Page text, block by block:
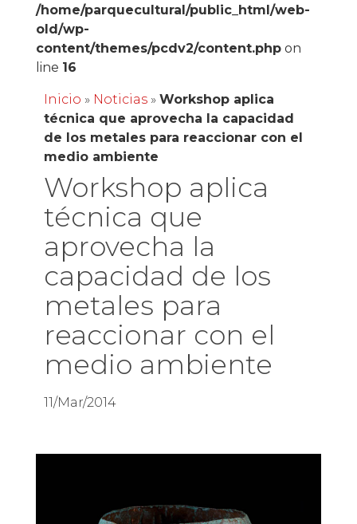
/home/parquecultural/public_html/web-
old/wp-
content/themes/pcdv2/content.phpon
line 16
Inicio » Noticias» Workshop aplica
técnica que aprovecha la capacidad
de los metales para reaccionar con el
medio ambiente
Workshop aplica
técnica que
aprovecha la
capacidad de los
metales para
reaccionar con el
medio ambiente
11/Mar/2014